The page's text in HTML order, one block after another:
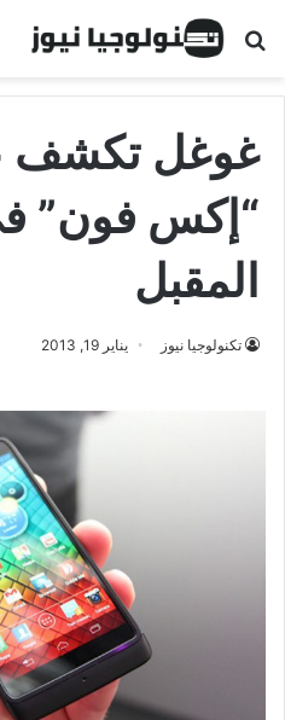
البحث عن
غوغل تكشف
“إكس فون”
المقبل
تكنولوجيا نيوز يناير 19, 2013